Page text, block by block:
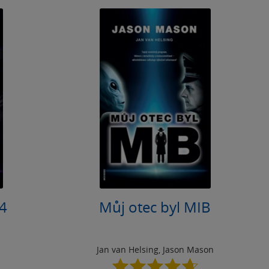
Můj otec byl MIB
Jan van Helsing, Jason Mason
4.7